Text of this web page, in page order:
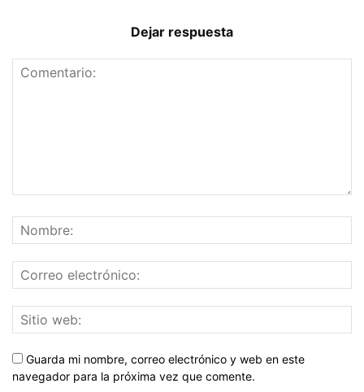
Dejar respuesta
Guarda mi nombre, correo electrónico y web en este
navegador para la próxima vez que comente.